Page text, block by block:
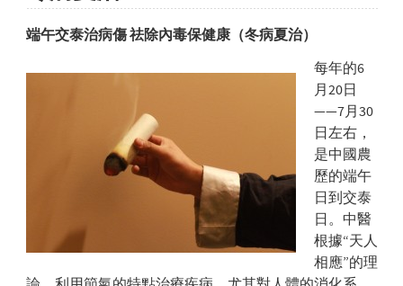
端午交泰治病傷 祛除內毒保健康（冬病夏治）
每年的6
月20日
——7月30
日左右，
是中國農
歷的端午
日到交泰
日。中醫
根據“天人
相應”的理